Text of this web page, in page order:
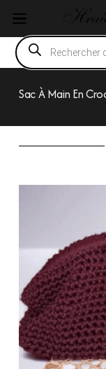
Recherche
de
produits
Sac À Main En